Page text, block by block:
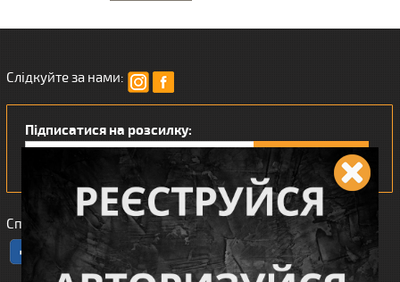
Слідкуйте за нами:
Підписатися на розсилку:
Сподобався наш інтернет магазин?